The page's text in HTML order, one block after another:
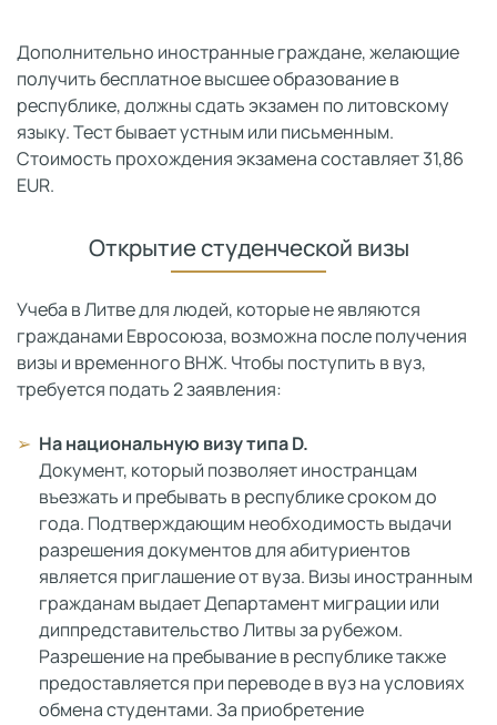
Дополнительно иностранные граждане, желающие
получить бесплатное высшее образование в
республике, должны сдать экзамен по литовскому
языку. Тест бывает устным или письменным.
Стоимость прохождения экзамена составляет 31,86
EUR.
Открытие студенческой визы
Учеба в Литве для людей, которые не являются
гражданами Евросоюза, возможна после получения
визы и временного ВНЖ. Чтобы поступить в вуз,
требуется подать 2 заявления:
На национальную визу типа D.
Документ, который позволяет иностранцам
въезжать и пребывать в республике сроком до
года. Подтверждающим необходимость выдачи
разрешения документов для абитуриентов
является приглашение от вуза. Визы иностранным
гражданам выдает Департамент миграции или
диппредставительство Литвы за рубежом.
Разрешение на пребывание в республике также
предоставляется при переводе в вуз на условиях
обмена студентами. За приобретение